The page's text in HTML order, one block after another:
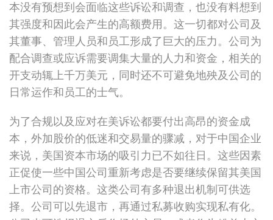
本没有预想到会面临这些诉讼和调查，也没有料想到
其强度和因此会产生的高额费用。这一切都对公司及
其董事、管理人员和员工形成了巨大的压力。公司为
配合调查或应诉需要调集大量的人力和资金，相关的
开支动辄上千万美元，同时还不可避免地殃及公司的
日常运作和员工的士气。
为了合规以及应对在美诉讼都要付出高昂的资金成
本，外加股价的低迷和交易量的骤减，对于中国企业
来说，美国资本市场的吸引力已不如往日。这些因素
正促使一些中国公司重新考虑是否要继续保留其美国
上市公司的资格。这类公司有多种退出机制可供选
择。公司可以先退市，再通过私募收购实现私有化。